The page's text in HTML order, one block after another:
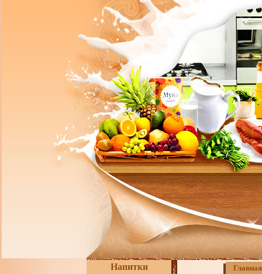
Напитки Главная